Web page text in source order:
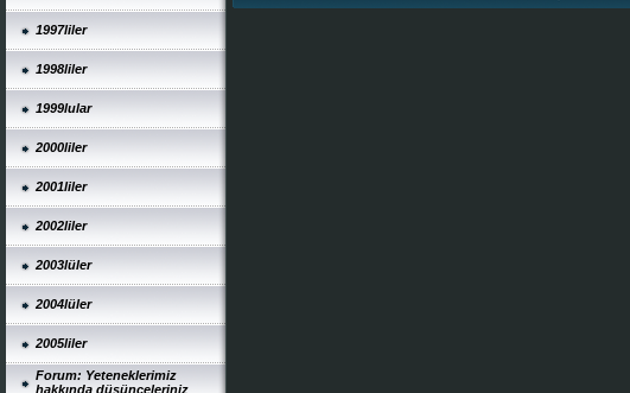
1997liler
1998liler
1999lular
2000liler
2001liler
2002liler
2003lüler
2004lüler
2005liler
Forum: Yeteneklerimiz
hakkında düşünceleriniz